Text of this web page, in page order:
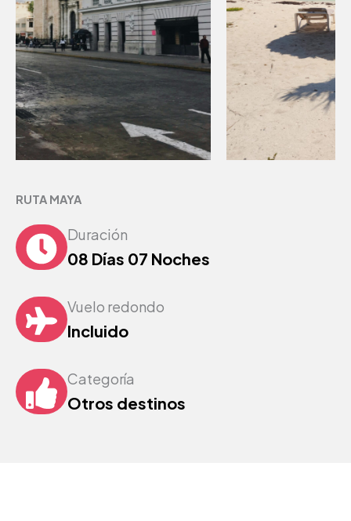
RUTA MAYA
Duración
08 Días 07 Noches
Vuelo redondo
Incluido
Categoría
Otros destinos